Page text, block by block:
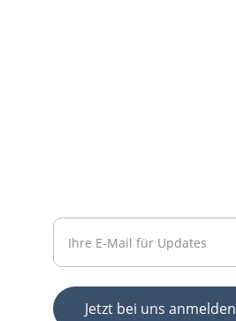
Jetzt bei uns anmelden